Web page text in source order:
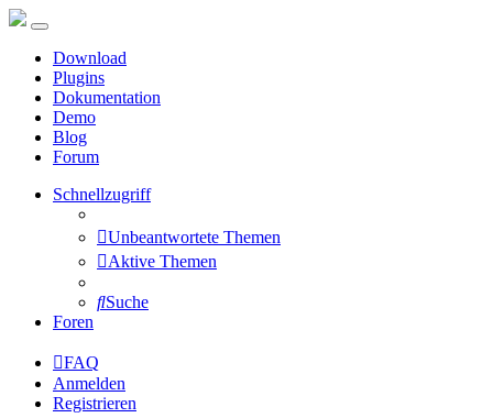
Download
Plugins
Dokumentation
Demo
Blog
Forum
Schnellzugriff
Unbeantwortete Themen
Aktive Themen
Suche
Foren
FAQ
Anmelden
Registrieren